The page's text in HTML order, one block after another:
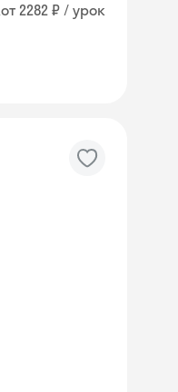
от 2282 ₽ / урок